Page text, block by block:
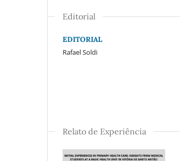
Editorial
EDITORIAL
Rafael Soldi
Relato de Experiência